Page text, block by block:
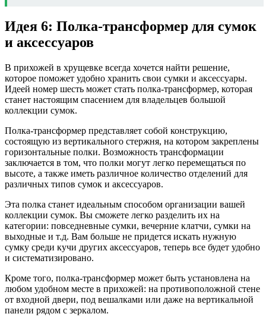
Идея 6: Полка-трансформер для сумок
и аксессуаров
В прихожей в хрущевке всегда хочется найти решение,
которое поможет удобно хранить свои сумки и аксессуары.
Идеей номер шесть может стать полка-трансформер, которая
станет настоящим спасением для владельцев большой
коллекции сумок.
Полка-трансформер представляет собой конструкцию,
состоящую из вертикального стержня, на котором закреплены
горизонтальные полки. Возможность трансформации
заключается в том, что полки могут легко перемещаться по
высоте, а также иметь различное количество отделений для
различных типов сумок и аксессуаров.
Эта полка станет идеальным способом организации вашей
коллекции сумок. Вы сможете легко разделить их на
категории: повседневные сумки, вечерние клатчи, сумки на
выходные и т.д. Вам больше не придется искать нужную
сумку среди кучи других аксессуаров, теперь все будет удобно
и систематизировано.
Кроме того, полка-трансформер может быть установлена на
любом удобном месте в прихожей: на противоположной стене
от входной двери, под вешалками или даже на вертикальной
панели рядом с зеркалом.